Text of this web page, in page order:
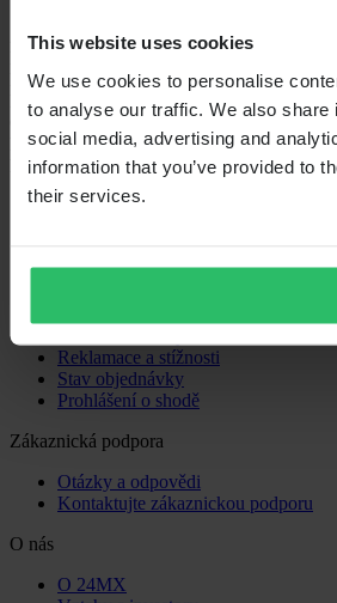
This website uses cookies
We use cookies to personalise
to analyse our traffic. We also
social media, advertising and
information that you’ve provided to
their services.
24MX je součástí společnosti Pierce Group
Registr společností: Bolagsverket/
Registrační číslo společnosti: 556763-1592
Oprávněný zástupce: Göran Dahlin
Registrační číslo DPH: OSS VAT NO
Nákupy
Obchodní podmínky
Platba
Reklamace a stížnosti
Stav objednávky
Prohlášení o shodě
Zákaznická podpora
Otázky a odpovědi
Kontaktujte zákaznickou podporu
O nás
O 24MX